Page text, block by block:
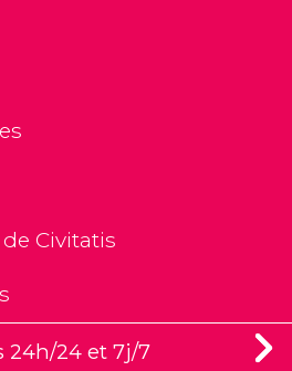
Civitatis
24h/24 et 7j/7